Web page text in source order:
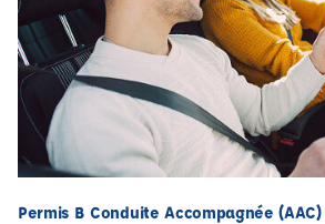
Permis B Conduite Accompagnée